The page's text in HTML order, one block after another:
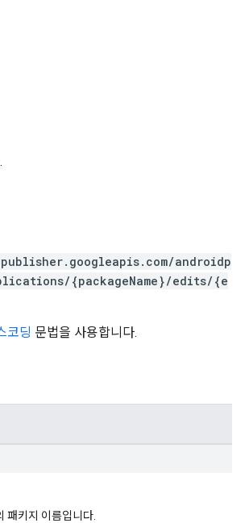
androidp
{packageName}/edits/{e
코딩 문법을 사용합니다.
패키지 이름입니다.